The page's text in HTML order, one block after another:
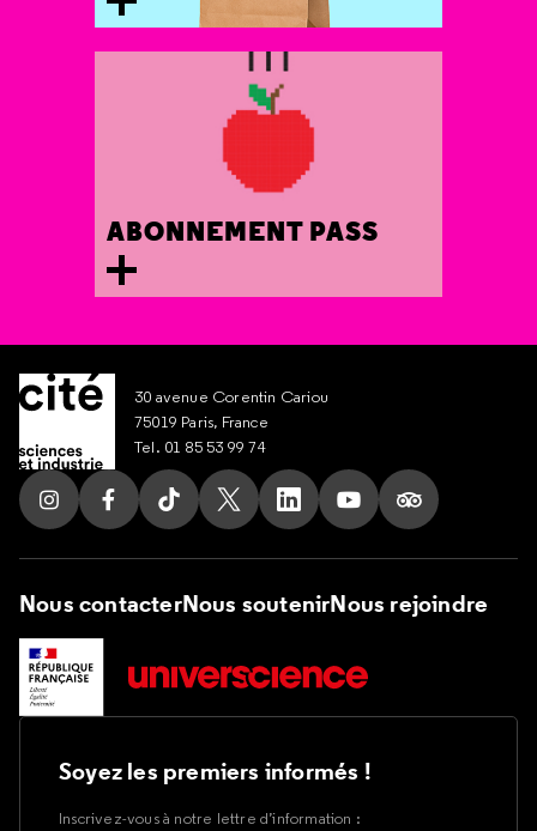
ABONNEMENT PASS
30 avenue Corentin Cariou
75019 Paris, France
Tel. 01 85 53 99 74
Suivez nous sur Instagram
Suivez nous sur Facebook
Suivez nous sur Tik Tok
Suivez nous sur X
Suivez nous sur LinkedIn
Suivez nous sur
Suivez nous
Nous contacterNous soutenirNous rejoindre
Soyez les premiers informés !
Inscrivez-vous à notre lettre d’information :